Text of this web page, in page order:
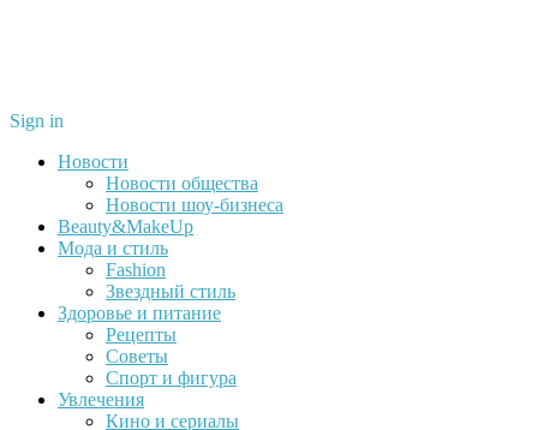
Sign in
Новости
Новости общества
Новости шоу-бизнеса
Beauty&MakeUp
Мода и стиль
Fashion
Звездный стиль
Здоровье и питание
Рецепты
Советы
Спорт и фигура
Увлечения
Кино и сериалы